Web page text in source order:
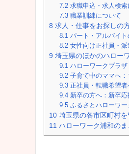
7.2 求職申込・求人検索
7.3 職業訓練について
8 求人・仕事をお探しの
8.1 パート・アルバイ
8.2 女性向け正社員・
9 埼玉県のほかのハロー
9.1 ハローワークプラザ
9.2 子育て中のママへ
9.3 正社員・転職希望
9.4 新卒の方へ：新卒
9.5 ふるさとハローワ
10 埼玉県の各市区町村
11 ハローワーク浦和のま